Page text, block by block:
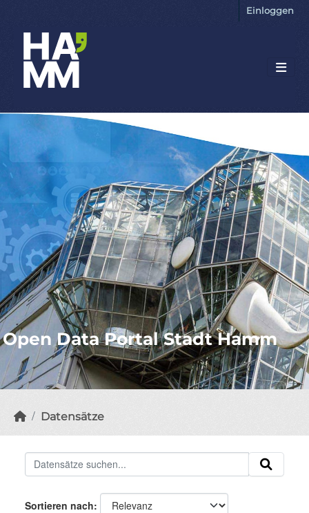
Einloggen
Open Data Portal Stadt Hamm
Datensätze
Sortieren nach